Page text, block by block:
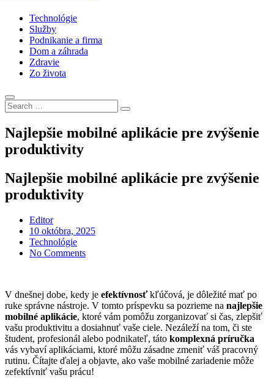
Technológie
Služby
Podnikanie a firma
Dom a záhrada
Zdravie
Zo života
Search
for:
Search
Najlepšie mobilné aplikácie pre zvýšenie
produktivity
Najlepšie mobilné aplikácie pre zvýšenie
produktivity
Editor
Posted
on
10 októbra, 2025
Technológie
No Comments
V dnešnej dobe, kedy je efektívnosťkľúčová, je dôležité mať po
ruke správne nástroje. V tomto príspevku sa pozrieme na najlepšie
mobilné aplikácie, ktoré vám pomôžu zorganizovať si čas, zlepšiť
vašu produktivitu a dosiahnuť vaše ciele. Nezáleží na tom, či ste
študent, profesionál alebo podnikateľ, táto komplexná príručka
vás vybaví aplikáciami, ktoré môžu zásadne zmeniť váš pracovný
rutinu. Čítajte ďalej a objavte, ako vaše mobilné zariadenie môže
zefektívniť vašu prácu!